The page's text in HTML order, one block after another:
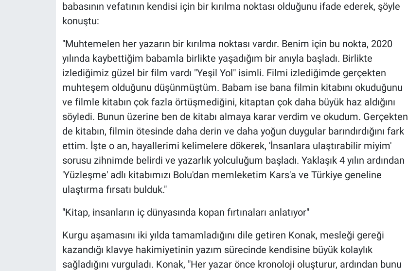
babasının vefatının kendisi için bir kırılma noktası olduğunu ifade ederek, şöyle
konuştu:
"Muhtemelen her yazarın bir kırılma noktası vardır. Benim için bu nokta, 2020
yılında kaybettiğim babamla birlikte yaşadığım bir anıyla başladı. Birlikte
izlediğimiz güzel bir film vardı "Yeşil Yol" isimli. Filmi izlediğimde gerçekten
muhteşem olduğunu düşünmüştüm. Babam ise bana filmin kitabını okuduğunu
ve filmle kitabın çok fazla örtüşmediğini, kitaptan çok daha büyük haz aldığını
söyledi. Bunun üzerine ben de kitabı almaya karar verdim ve okudum. Gerçekten
de kitabın, filmin ötesinde daha derin ve daha yoğun duygular barındırdığını fark
ettim. İşte o an, hayallerimi kelimelere dökerek, 'İnsanlara ulaştırabilir miyim'
sorusu zihnimde belirdi ve yazarlık yolculuğum başladı. Yaklaşık 4 yılın ardından
'Yüzleşme' adlı kitabımızı Bolu'dan memleketim Kars'a ve Türkiye geneline
ulaştırma fırsatı bulduk."
"Kitap, insanların iç dünyasında kopan fırtınaları anlatıyor"
Kurgu aşamasını iki yılda tamamladığını dile getiren Konak, mesleği gereği
kazandığı klavye hakimiyetinin yazım sürecinde kendisine büyük kolaylık
sağladığını vurguladı. Konak, "Her yazar önce kronoloji oluşturur, ardından bunu